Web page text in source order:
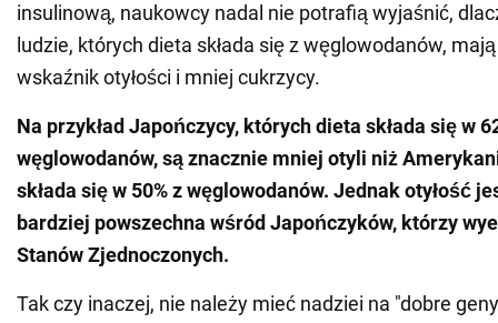
insulinową, naukowcy nadal nie potrafią wyjaśnić,
ludzie, których dieta składa się z węglowodanów,
wskaźnik otyłości i mniej cukrzycy.
Na przykład Japończycy, których dieta składa się w
węglowodanów, są znacznie mniej otyli niż
składa się w 50% z węglowodanów. Jednak otyłość
bardziej powszechna wśród Japończyków, którzy
Stanów Zjednoczonych.
Tak czy inaczej, nie należy mieć nadziei na "dobre